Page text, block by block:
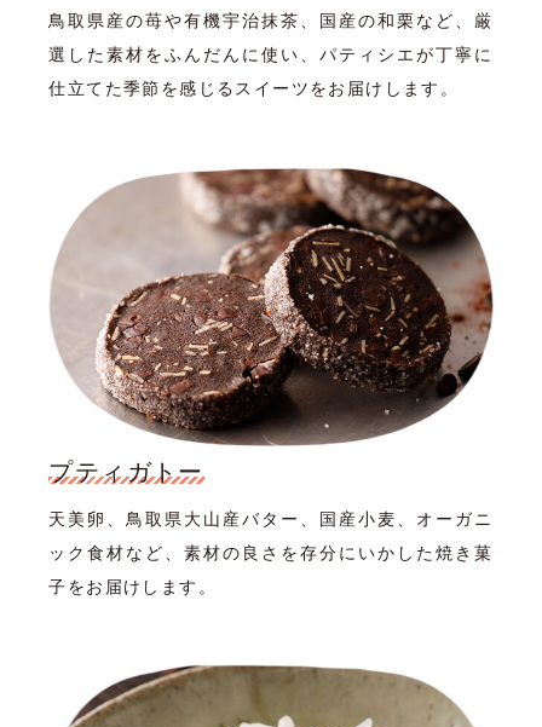
鳥取県産の苺や有機宇治抹茶、国産の和栗など、厳
選した素材をふんだんに使い、パティシエが丁寧に
仕立てた季節を感じるスイーツをお届けします。
プティガトー
天美卵、鳥取県大山産バター、国産小麦、オーガニ
ック食材など、素材の良さを存分にいかした焼き菓
子をお届けします。